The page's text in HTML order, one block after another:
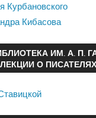
Курбановского
Кибасова
ИМ. А. П.
О ПИСАТЕЛЯХ